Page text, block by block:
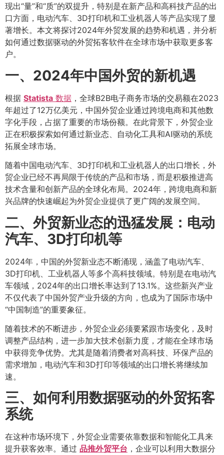
现出“量”和“质”的双提升，特别是在新产品和高科技产品的出
口方面，电动汽车、3D打印机和工业机器人等产品实现了显
著增长。本文将探讨2024年外贸发展的趋势和机遇，并分析
如何通过数据驱动的外贸拓客软件在全球市场中获取更多客
户。
一、2024年中国外贸的新机遇
根据 Statista 数据 ，全球B2B电子商务市场的交易额在2023
年超过了12万亿美元，中国外贸企业通过跨境电商和其他数
字化手段，占据了重要的市场份额。在此背景下，外贸企业
正在积极探索如何通过新业态、自动化工具和AI驱动的系统
拓展全球市场。
随着中国电动汽车、3D打印机和工业机器人的出口增长，外
贸企业已经不再局限于传统的产品和市场，而是积极推进高
技术含量和创新产品的全球化布局。2024年，跨境电商和新
兴品牌的快速崛起为外贸企业提供了更广阔的发展空间。
二、外贸新业态的迅猛发展：电动
汽车、3D打印机等
2024年，中国的外贸新业态不断涌现，涵盖了电动汽车、
3D打印机、工业机器人等多个高科技领域。特别是在电动汽
车领域，2024年的出口增长率达到了13.1%。这些新兴产业
不仅代表了中国外贸产业升级的方向，也成为了国际市场中
“中国制造”的重要象征。
随着技术的不断进步，外贸企业必须要紧跟市场变化，及时
调整产品结构，进一步加大技术创新力度，才能在全球市场
中获得竞争优势。尤其是随着消费者对高科技、环保产品的
需求增加，电动汽车和3D打印等领域的出口增长将继续加
速。
三、如何利用数据驱动的外贸拓客
系统
在这种市场环境下，外贸企业需要依靠数据和智能化工具来
提升获客效率。通过 品推外贸平台 ，企业可以利用大数据分